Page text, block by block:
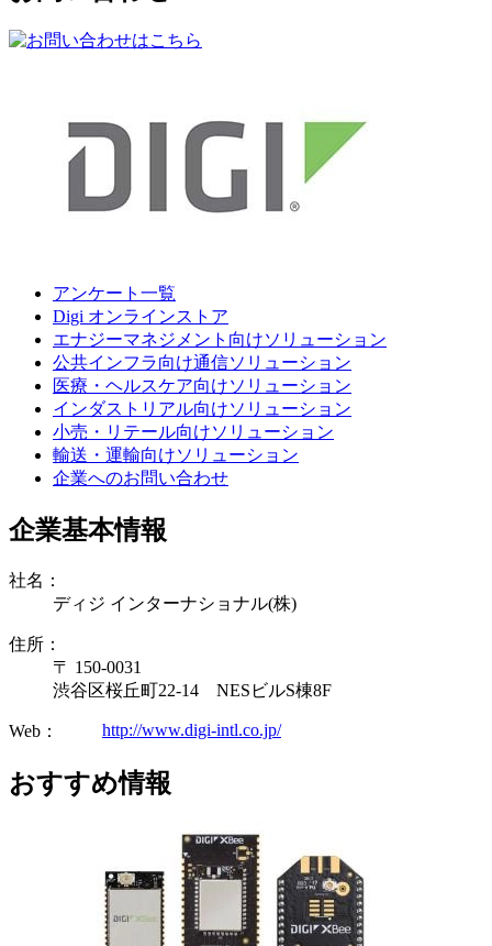
アンケート一覧
Digi オンラインストア
エナジーマネジメント向けソリューション
公共インフラ向け通信ソリューション
医療・ヘルスケア向けソリューション
インダストリアル向けソリューション
小売・リテール向けソリューション
輸送・運輸向けソリューション
企業へのお問い合わせ
企業基本情報
社名：
ディジ インターナショナル(株)
住所：
〒 150-0031
渋谷区桜丘町22-14 NESビルS棟8F
Web： http://www.digi-intl.co.jp/
おすすめ情報